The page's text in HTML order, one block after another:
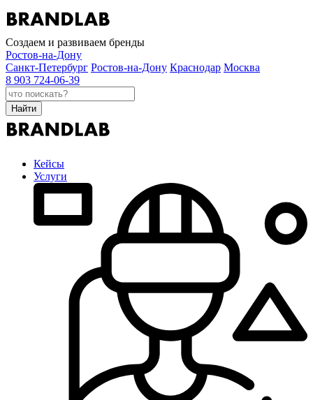
Создаем и развиваем бренды
Ростов-на-Дону
Санкт-Петербург Ростов-на-Дону Краснодар Москва
8 903 724-06-39
Найти
Кейсы
Услуги